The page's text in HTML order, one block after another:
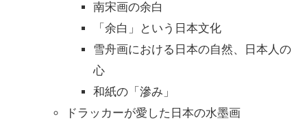
南宋画の余白
「余白」という日本文化
雪舟画における日本の自然、日本人の
心
和紙の「滲み」
ドラッカーが愛した日本の水墨画